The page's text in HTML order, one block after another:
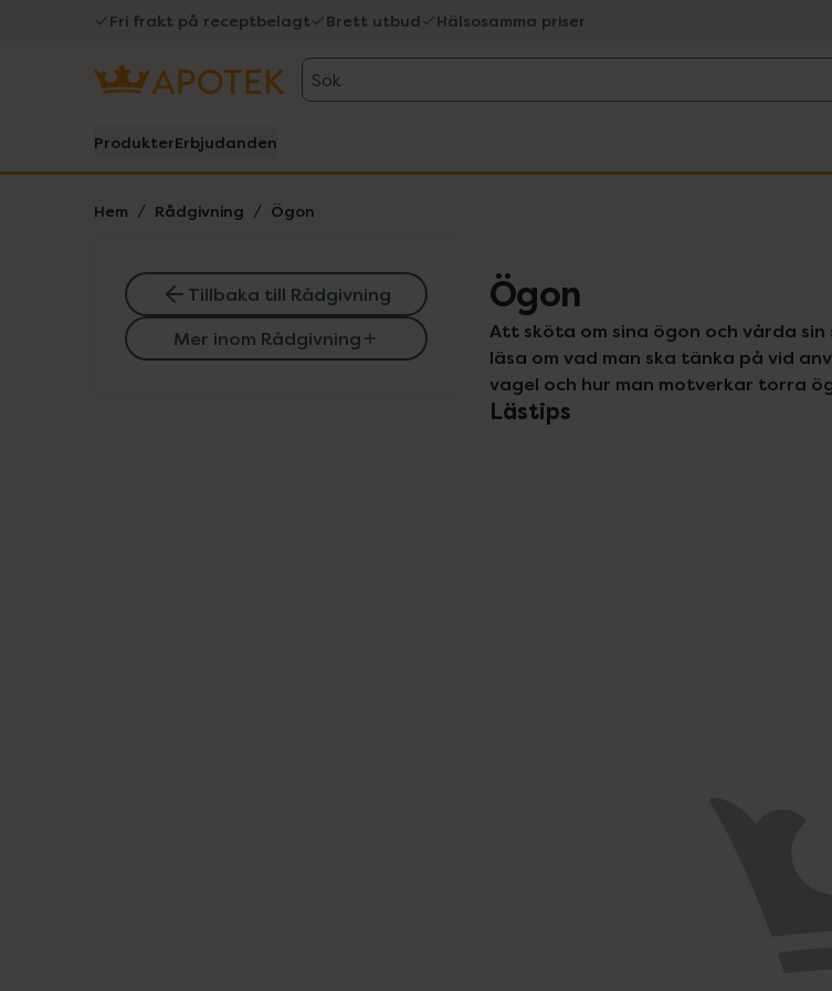
Fri frakt på receptbelagt Brett utbud Hälsosamma priser
Sök
ProdukterErbjudanden
Hem Rådgivning Ögon
Tillbaka till Rådgivning
Mer inom Rådgivning
Ögon
Att sköta om sina ögon och vårda
läsa om vad man ska tänka på vid
vagel och hur man motverkar torra
Lästips